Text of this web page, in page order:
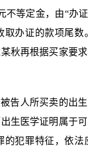
不等定金，由“
办证的款项尾
秋再根据买家要
告人所买卖的出
生医学证明属于
犯罪特征，依